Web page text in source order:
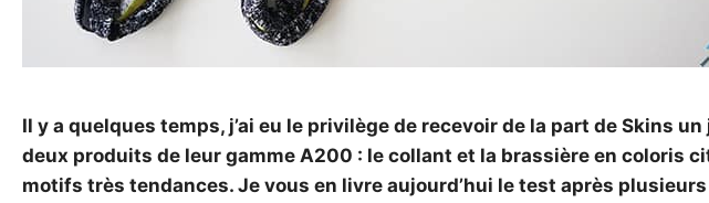
Il y a quelques temps, j’ai eu le privilège de recevoir de la part de Skins
deux produits de leur gamme A200 : le collant et la brassière en coloris
motifs très tendances. Je vous en livre aujourd’hui le test après